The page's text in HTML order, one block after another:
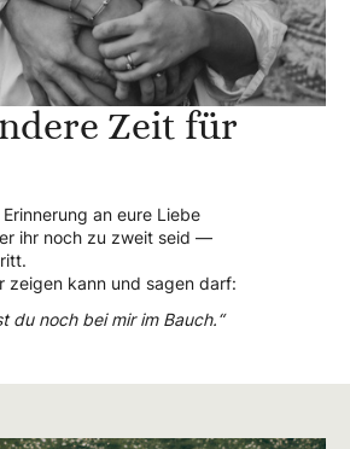
Zeit für
an eure Liebe
ihr noch zu zweit seid —
zeigen kann und sagen darf:
du noch bei mir im Bauch.“